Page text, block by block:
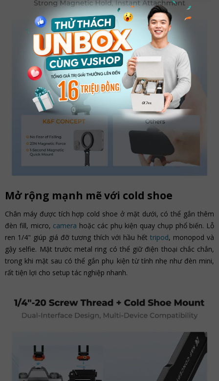
Mở rộng mạnh mẽ với cold shoe
Chân máy được tích hợp cold shoe ở mặt dưới, có thể gắn thêm
đèn fill, micro, camera hoặc các phụ kiện quay chụp phổ biến. Lỗ
ren 1/4" giúp giá đỡ tương thích với hầu hết tripod, monopod và
gậy selfie. Mặt trước metal ring có thể giữ điện thoại chắc chắn,
trong khi mặt sau có thể gắn phụ kiện từ tính nhẹ như đèn mini,
rất tiện lợi cho setup tác nghiệp nhanh.